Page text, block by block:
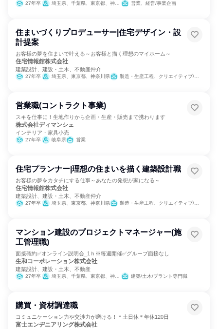
27年卒 埼玉県、千葉県、東京都、神奈川県 営業、経営/事業企画
住まいづくりプロデューサー|住宅デザイン・設
計提案
お客様の夢を住まいで叶える～お客様と描く理想のマイホーム～
住宅情報館株式会社
建築設計、建設・土木、不動産仲介
27年卒 埼玉県、東京都、神奈川県 製造・生産工程、クリエイティブ/デザイン職
営業職(コントラクト事業)
スキを仕事に！生地作りから企画・生産・販売まで携わります
株式会社ディマンシェ
インテリア・家具小売
27年卒 岐阜県 営業
住宅プランナー|理想の住まいを描く建築設計職
お客様の夢をカタチにする仕事～あなたの発想が家になる～
住宅情報館株式会社
建築設計、建設・土木、不動産仲介
27年卒 埼玉県、東京都、神奈川県 製造・生産工程、クリエイティブ/デザイン職
マンション建設のプロジェクトマネージャー(施
工管理職)
面接確約✅オンライン説明会_1ｈ※毎週開催✅グループ面接なし
生和コーポレーション株式会社
建築設計、建設・土木、不動産
27年卒 埼玉県、千葉県、東京都、神奈川県 建築/土木/プラント専門職
購買・資材調達職
コミュニケーション力や交渉力が磨ける！＊土日休＊年休120日
富士エンヂニアリング株式会社